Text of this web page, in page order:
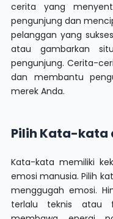
cerita yang
pengunjung dan
pelanggan yang
atau gambarkan
pengunjung. Cerita-
dan membantu
merek Anda.
Pilih Kata-kata
Kata-kata memiliki
emosi manusia. Pilih
menggugah emosi.
terlalu teknis atau